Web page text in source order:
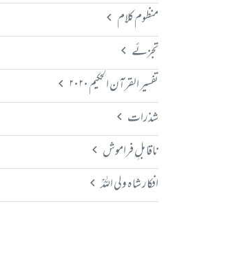
منظوم کلام
تجزئے
تفسیر القرآن الحکیم ۲۰۲۰
شذرات
ناقابلِ فراموش
افکار شاہ ولی اللہؒ